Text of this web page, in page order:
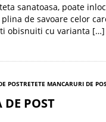
sanatoasa, poate
de savoare celor
obisnuiti cu varianta […]
POSTRETETE MANCARURI DE
POST